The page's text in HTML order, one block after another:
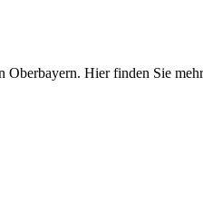
Oberbayern. Hier finden Sie